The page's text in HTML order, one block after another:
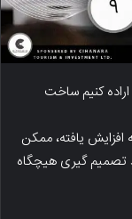
کنیم ساخت
افزایش یافته، ممکن
تصمیم گیری هیچگاه